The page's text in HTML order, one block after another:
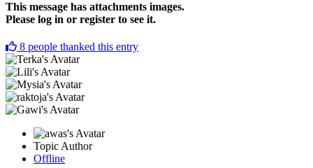
This message has attachments images.
Please log in or register to see it.
8 people thanked this entry
Topic Author
Offline